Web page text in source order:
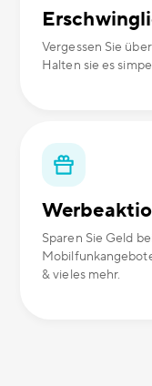
Vergessen Sie
Halten sie es
Sparen Sie Geld
& vieles mehr.